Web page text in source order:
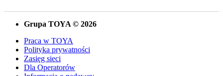
Grupa TOYA © 2026
Praca w TOYA
Polityka prywatności
Zasięg sieci
Dla Operatorów